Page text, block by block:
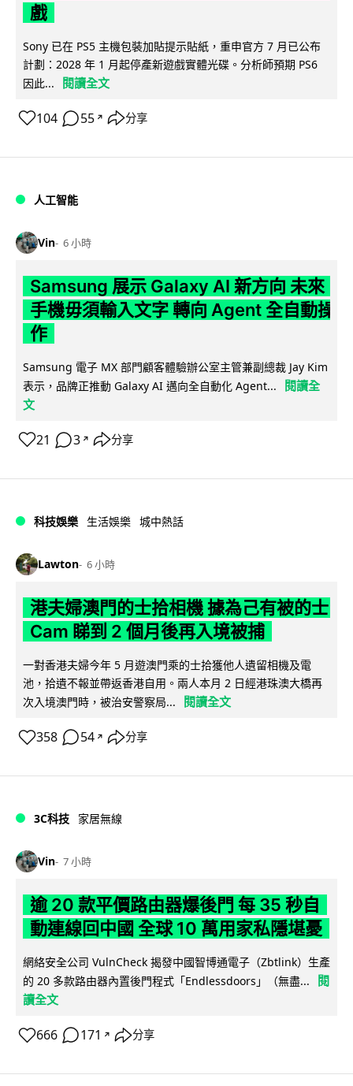
戲
Sony 已在 PS5 主機包裝加貼提示貼紙，重申官方 7 月已公布
計劃：2028 年 1 月起停產新遊戲實體光碟。分析師預期 PS6
因此...
閱讀全文
104 55 ↗ 分享
人工智能
Vin 6 小時
Samsung 展示 Galaxy AI 新方向 未來
手機毋須輸入文字 轉向 Agent 全自動操
作
Samsung 電子 MX 部門顧客體驗辦公室主管兼副總裁 Jay Kim
表示，品牌正推動 Galaxy AI 邁向全自動化 Agent...
閱讀全
文
21 3 ↗ 分享
科技娛樂 生活娛樂 城中熱話
Lawton 6 小時
港夫婦澳門的士拾相機 據為己有被的士
Cam 睇到 2 個月後再入境被捕
一對香港夫婦今年 5 月遊澳門乘的士拾獲他人遺留相機及電
池，拾遺不報並帶返香港自用。兩人本月 2 日經港珠澳大橋再
次入境澳門時，被治安警察局...
閱讀全文
358 54 ↗ 分享
3C科技 家居無線
Vin 7 小時
逾 20 款平價路由器爆後門 每 35 秒自
動連線回中國 全球 10 萬用家私隱堪憂
網絡安全公司 VulnCheck 揭發中國智博通電子（Zbtlink）生產
的 20 多款路由器內置後門程式「Endlessdoors」（無盡...
閱
讀全文
666 171 ↗ 分享